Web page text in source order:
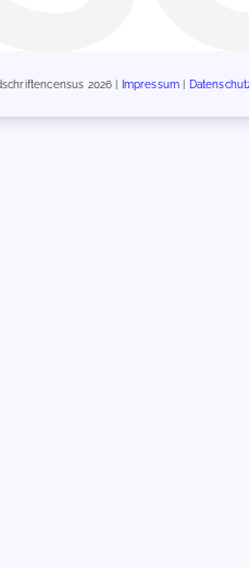
2026 | Impressum